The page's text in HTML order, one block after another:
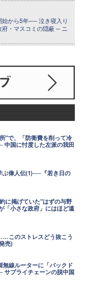
始から5年── 泣き寝入り
・マスコミの隠蔽 ─ ニ
"で、「防衛費を削って冷
中国に忖度した左派の我田
ぶ偉人伝(1)──『若き日の
に掲げていた"はずの与野
「小さな政府」にはほど遠
このストレスどう抜こう
売)
無線ルーターに「バックド
サプライチェーンの脱中国